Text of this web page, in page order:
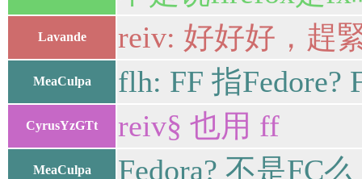
Lavande reiv: 好好好，趕
MeaCulpa flh: FF 指Fedore?
CyrusYzGTt reiv§ 也用 ff
MeaCulpa Fedora? 不是FC么